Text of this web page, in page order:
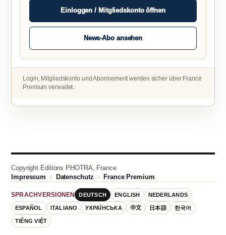
Einloggen / Mitgliedskonto öffnen
News-Abo ansehen
Login, Mitgliedskonto und Abonnement werden sicher über France
Premium verwaltet.
Copyright Editions PHOTRA, France
Impressum · Datenschutz · France Premium
SPRACHVERSIONEN DEUTSCH ENGLISH NEDERLANDS
ESPAÑOL ITALIANO УКРАЇНСЬКА 中文 日本語 한국어
TIẾNG VIỆT